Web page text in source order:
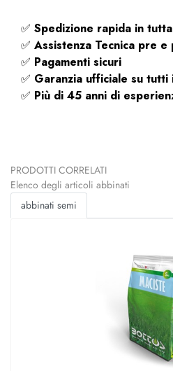
✅ Spedizione rapida in
✅ Assistenza Tecnica pre
✅ Pagamenti sicuri
✅ Garanzia ufficiale su
✅ Più di 45 anni di
PRODOTTI CORRELATI
Elenco degli articoli abbinati
abbinati semi